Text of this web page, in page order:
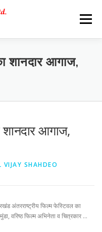
Menu
शानदार आगाज,
शानदार आगाज,
VIJAY SHAHDEO
अंतरराष्ट्रीय फिल्म फेस्टिवल का
वरिष्ठ फिल्म अभिनेता व चित्रकार …